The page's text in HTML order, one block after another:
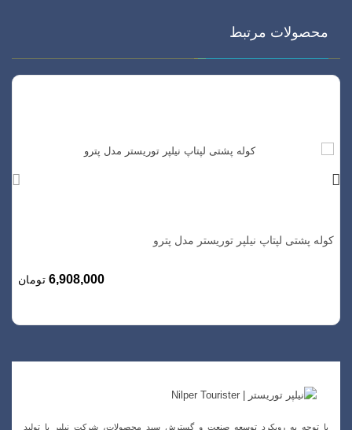
محصولات مرتبط
كوله پشتی لپتاپ نیلپر توریستر مدل پترو
6,908,000 تومان
با توجه به رویکرد توسعه صنعت و گسترش سبد محصولات، شرکت نیلپر با تولید